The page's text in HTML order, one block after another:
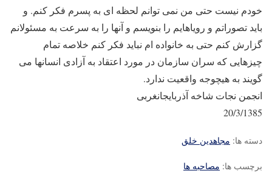
خودم نیست حتی من نمی توانم لحظه ای به پسرم فکر کنم. و
باید تصوراتم و رویاهایم را بنویسم و آنها را به سرعت به مسئولانم
گزارش کنم حتی به خانواده ام نباید فکر کنم خلاصه تمام
چیزهایی که سران سازمان در مورد اعتقاد به آزادی انسانها می
گویند به هیچوجه واقعیت ندارد.
انجمن نجات شاخه آذربایجانغربی
20/3/1385
دسته ها: مجاهدین خلق
برچسب ها: مصاحبه ها